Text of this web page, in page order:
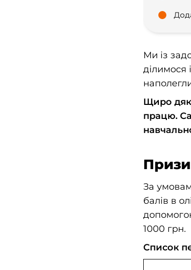
Ми із
ділимося
Щиро
працю.
За
балів в
1000 грн.
Список